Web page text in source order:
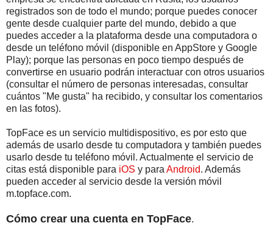
registrados son de todo el mundo; porque puedes conocer
gente desde cualquier parte del mundo, debido a que
puedes acceder a la plataforma desde una computadora o
desde un teléfono móvil (disponible en AppStore y Google
Play); porque las personas en poco tiempo después de
convertirse en usuario podrán interactuar con otros usuarios
(consultar el número de personas interesadas, consultar
cuántos "Me gusta" ha recibido, y consultar los comentarios
en las fotos).
TopFace es un servicio multidispositivo, es por esto que
además de usarlo desde tu computadora y también puedes
usarlo desde tu teléfono móvil. Actualmente el servicio de
citas está disponible para iOS y para Android. Además
pueden acceder al servicio desde la versión móvil
m.topface.com.
Cómo crear una cuenta en TopFace.